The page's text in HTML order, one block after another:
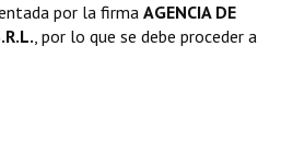
por la firma  AGENCIA DE
, por lo que se debe proceder a